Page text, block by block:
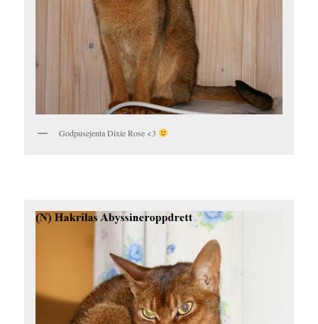
Godpusejenta Dixie Rose <3